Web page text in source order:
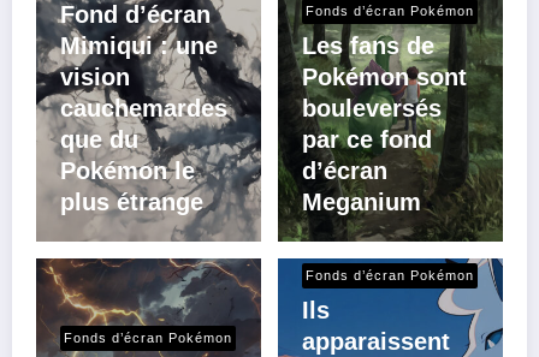
Fond d’écran
Mimiqui : une
vision
cauchemardes
que du
Pokémon le
plus étrange
Fonds d’écran Pokémon
Les fans de
Pokémon sont
bouleversés
par ce fond
d’écran
Meganium
Fonds d’écran Pokémon
Fonds d’écran Pokémon
Ils
apparaissent